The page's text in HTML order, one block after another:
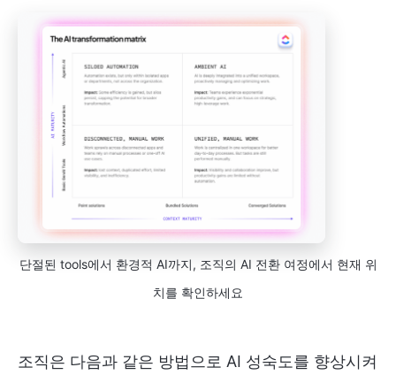
단절된 tools에서 환경적 AI까지, 조직의 AI 전환 여정에서 현재 위
치를 확인하세요
조직은 다음과 같은 방법으로 AI 성숙도를 향상시켜